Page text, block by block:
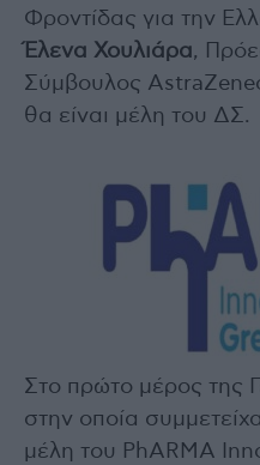
Φροντίδας για την
Έλενα Χουλιάρα,
Σύμβουλος
θα είναι μέλη του ΔΣ.
Στο πρώτο μέρος της
στην οποία
μέλη του PhARMA